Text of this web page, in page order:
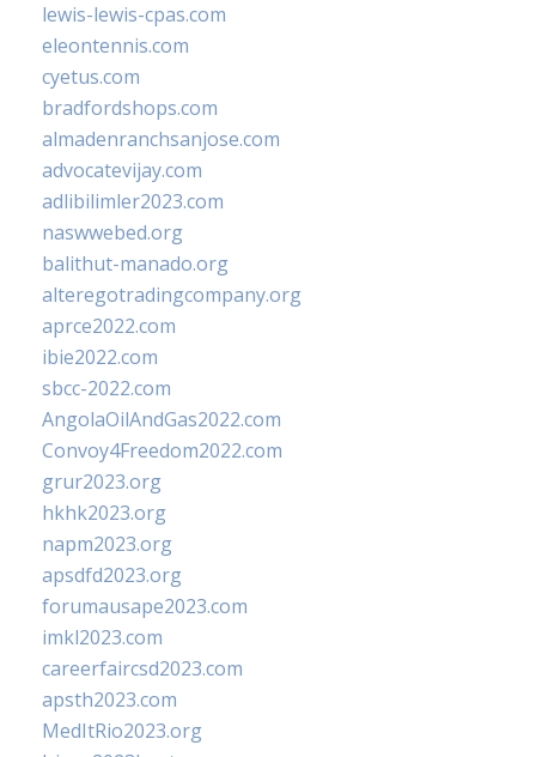
lewis-lewis-cpas.com
eleontennis.com
cyetus.com
bradfordshops.com
almadenranchsanjose.com
advocatevijay.com
adlibilimler2023.com
naswwebed.org
balithut-manado.org
alteregotradingcompany.org
aprce2022.com
ibie2022.com
sbcc-2022.com
AngolaOilAndGas2022.com
Convoy4Freedom2022.com
grur2023.org
hkhk2023.org
napm2023.org
apsdfd2023.org
forumausape2023.com
imkl2023.com
careerfaircsd2023.com
apsth2023.com
MedItRio2023.org